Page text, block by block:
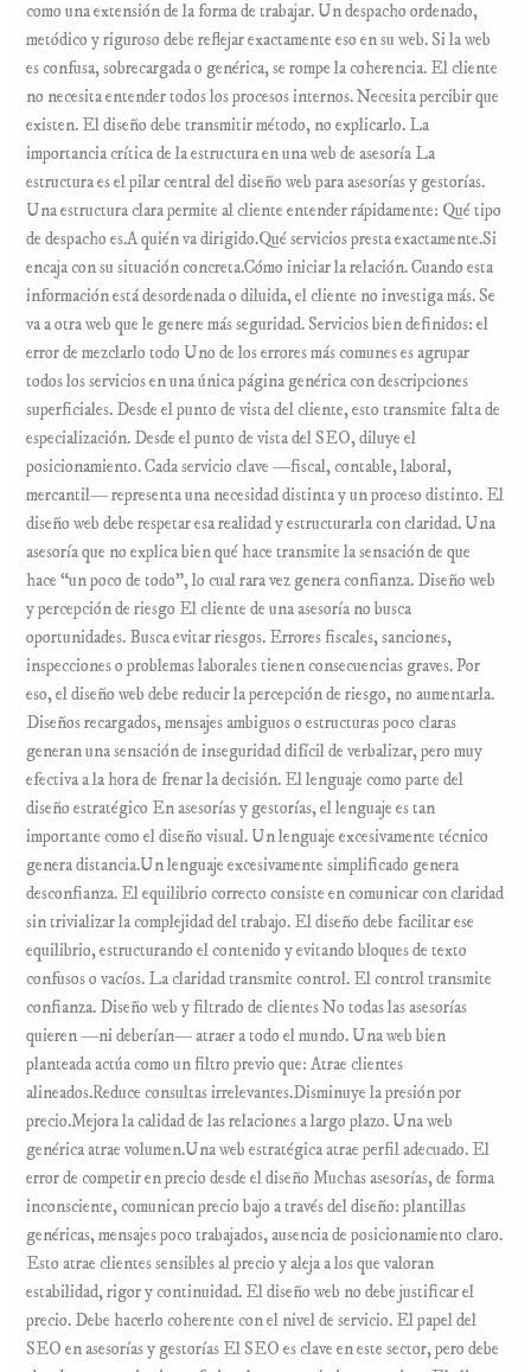
como una extensión de la forma de trabajar. Un despacho ordenado,
metódico y riguroso debe reflejar exactamente eso en su web. Si la web
es confusa, sobrecargada o genérica, se rompe la coherencia. El cliente
no necesita entender todos los procesos internos. Necesita percibir que
existen. El diseño debe transmitir método, no explicarlo. La
importancia crítica de la estructura en una web de asesoría La
estructura es el pilar central del diseño web para asesorías y gestorías.
Una estructura clara permite al cliente entender rápidamente: Qué tipo
de despacho es.A quién va dirigido.Qué servicios presta exactamente.Si
encaja con su situación concreta.Cómo iniciar la relación. Cuando esta
información está desordenada o diluida, el cliente no investiga más. Se
va a otra web que le genere más seguridad. Servicios bien definidos: el
error de mezclarlo todo Uno de los errores más comunes es agrupar
todos los servicios en una única página genérica con descripciones
superficiales. Desde el punto de vista del cliente, esto transmite falta de
especialización. Desde el punto de vista del SEO, diluye el
posicionamiento. Cada servicio clave —fiscal, contable, laboral,
mercantil— representa una necesidad distinta y un proceso distinto. El
diseño web debe respetar esa realidad y estructurarla con claridad. Una
asesoría que no explica bien qué hace transmite la sensación de que
hace “un poco de todo”, lo cual rara vez genera confianza. Diseño web
y percepción de riesgo El cliente de una asesoría no busca
oportunidades. Busca evitar riesgos. Errores fiscales, sanciones,
inspecciones o problemas laborales tienen consecuencias graves. Por
eso, el diseño web debe reducir la percepción de riesgo, no aumentarla.
Diseños recargados, mensajes ambiguos o estructuras poco claras
generan una sensación de inseguridad difícil de verbalizar, pero muy
efectiva a la hora de frenar la decisión. El lenguaje como parte del
diseño estratégico En asesorías y gestorías, el lenguaje es tan
importante como el diseño visual. Un lenguaje excesivamente técnico
genera distancia.Un lenguaje excesivamente simplificado genera
desconfianza. El equilibrio correcto consiste en comunicar con claridad
sin trivializar la complejidad del trabajo. El diseño debe facilitar ese
equilibrio, estructurando el contenido y evitando bloques de texto
confusos o vacíos. La claridad transmite control. El control transmite
confianza. Diseño web y filtrado de clientes No todas las asesorías
quieren —ni deberían— atraer a todo el mundo. Una web bien
planteada actúa como un filtro previo que: Atrae clientes
alineados.Reduce consultas irrelevantes.Disminuye la presión por
precio.Mejora la calidad de las relaciones a largo plazo. Una web
genérica atrae volumen.Una web estratégica atrae perfil adecuado. El
error de competir en precio desde el diseño Muchas asesorías, de forma
inconsciente, comunican precio bajo a través del diseño: plantillas
genéricas, mensajes poco trabajados, ausencia de posicionamiento claro.
Esto atrae clientes sensibles al precio y aleja a los que valoran
estabilidad, rigor y continuidad. El diseño web no debe justificar el
precio. Debe hacerlo coherente con el nivel de servicio. El papel del
SEO en asesorías y gestorías El SEO es clave en este sector, pero debe